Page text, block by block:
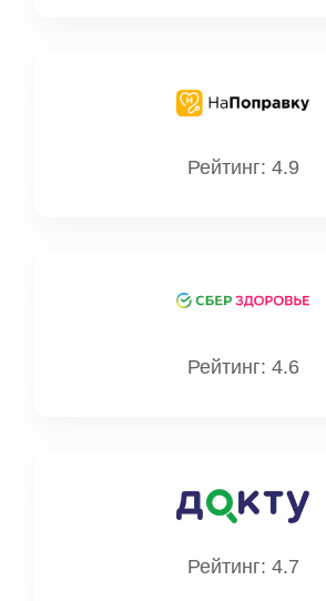
Рейтинг: 4.9
Рейтинг: 4.6
Рейтинг: 4.7